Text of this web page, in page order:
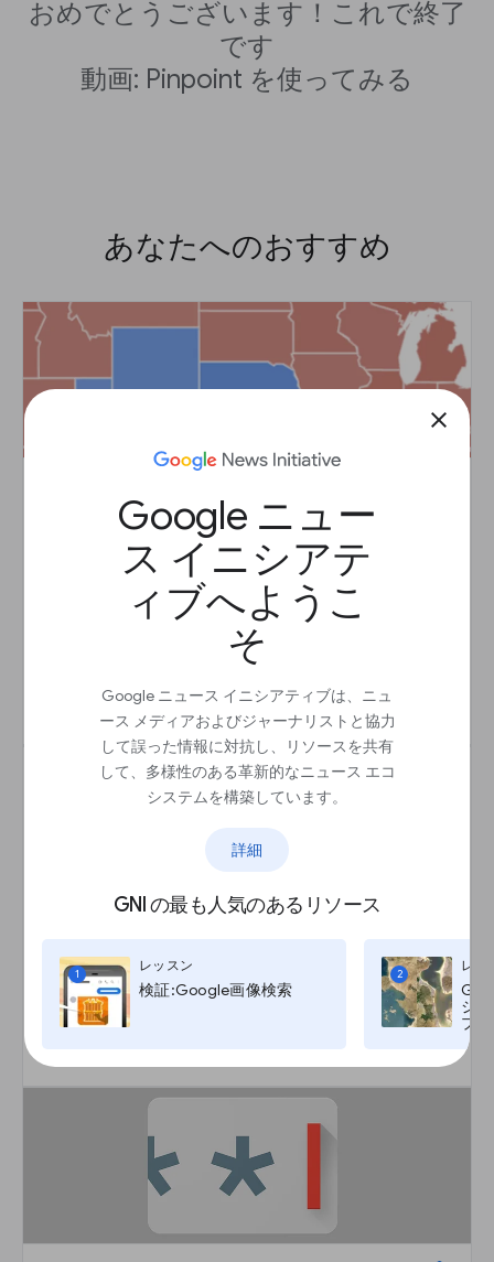
close
Google ニュー
ス イニシアテ
ィブへようこ
そ
Google ニュース イニシアティブは、ニュ
ース メディアおよびジャーナリストと協力
して誤った情報に対抗し、リソースを共有
して、多様性のある革新的なニュース エコ
システムを構築しています。
詳細
GNI の最も人気のあるリソース
1
レッスン
検証:Google画像検索
2
レッ
ジ
プ,
おめでとうございます！これで終了
です
動画: Pinpoint を使ってみる
あなたへのおすすめ
上級者向けGoogle Trends
以下のシンプルな方法で正確なデータを抽出して
Trends Exploreのエキスパートにな りましょう。
changing the face of digital storytelling and
and their fans.